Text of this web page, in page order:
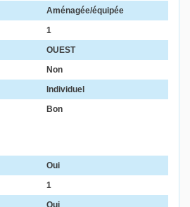
Aménagée/équipée
1
OUEST
Non
Individuel
Bon
Oui
1